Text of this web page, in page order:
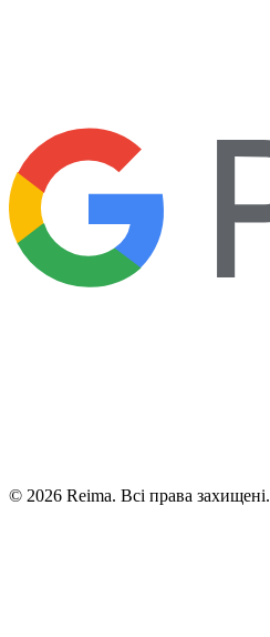
© 2026 Reima. Всі права захищені.